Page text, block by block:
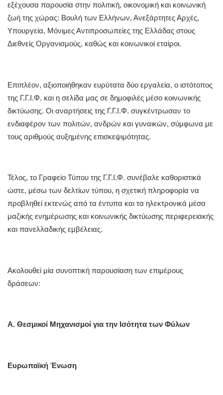
εξέχουσα παρουσία στην πολιτική, οικονομική και κοινωνική
ζωή της χώρας: Βουλή των Ελλήνων, Ανεξάρτητες Αρχές,
Υπουργεία, Μόνιμες Αντιπροσωπείες της Ελλάδας στους
Διεθνείς Οργανισμούς, καθώς και κοινωνικοί εταίροι.
Επιπλέον, αξιοποιήθηκαν ευρύτατα δύο εργαλεία, ο ιστότοπος
της Γ.Γ.Ι.Φ. και η σελίδα μας σε δημοφιλές μέσο κοινωνικής
δικτύωσης. Οι αναρτήσεις της Γ.Γ.Ι.Φ. συγκέντρωσαν το
ενδιαφέρον των πολιτών, ανδρών και γυναικών, σύμφωνα με
τους αριθμούς αυξημένης επισκεψιμότητας.
Τέλος, το Γραφείο Τύπου της Γ.Γ.Ι.Φ. συνέβαλε καθοριστικά
ώστε, μέσω των δελτίων τύπου, η σχετική πληροφορία να
προβληθεί εκτενώς από τα έντυπα και τα ηλεκτρονικά μέσα
μαζικής ενημέρωσης και κοινωνικής δικτύωσης περιφερειακής
και πανελλαδικής εμβέλειας.
Ακολουθεί μία συνοπτική παρουσίαση των επιμέρους
δράσεων:
Α. Θεσμικοί Μηχανισμοί για την Ισότητα των Φύλων
Ευρωπαϊκή Ένωση